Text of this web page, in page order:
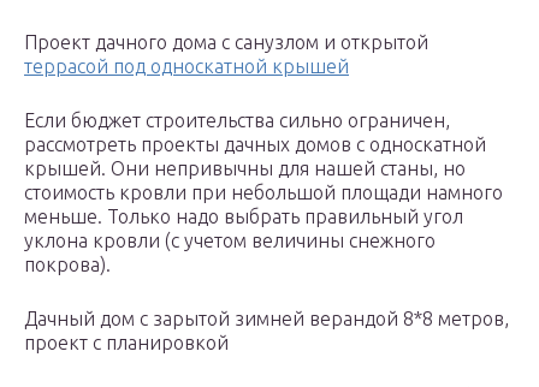
Проект дачного дома с санузлом и открытой
террасой под односкатной крышей
Если бюджет строительства сильно ограничен,
рассмотреть проекты дачных домов с односкатной
крышей. Они непривычны для нашей станы, но
стоимость кровли при небольшой площади намного
меньше. Только надо выбрать правильный угол
уклона кровли (с учетом величины снежного
покрова).
Дачный дом с зарытой зимней верандой 8*8 метров,
проект с планировкой